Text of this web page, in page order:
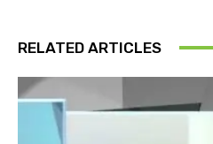
RELATED ARTICLES